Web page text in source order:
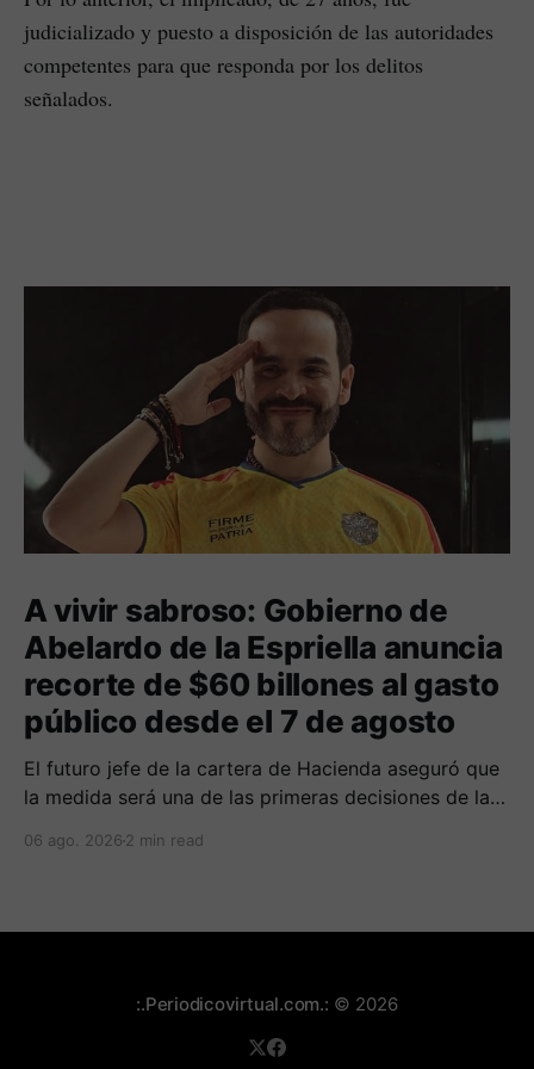
judicializado y puesto a disposición de las autoridades
competentes para que responda por los delitos
señalados.
A vivir sabroso: Gobierno de
Abelardo de la Espriella anuncia
recorte de $60 billones al gasto
público desde el 7 de agosto
El futuro jefe de la cartera de Hacienda aseguró que
la medida será una de las primeras decisiones de la
agosto.
06 ago. 2026 2 min read
:.Periodicovirtual.com.: © 2026